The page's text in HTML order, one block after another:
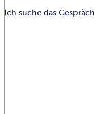
Ich suche das Gespräch